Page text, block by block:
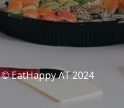
© EatHappy AT 2024